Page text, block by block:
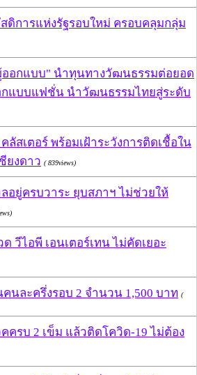
ดิการแห่งรัฐรอบใหม่ ครอบคลุมกลุ่ม
อกแบบ" นำทุนทางวัฒนธรรมต่อยอด
กแบบแฟชั่น นำวัฒนธรรมไทยสู่ระดับ
ลัสเตอร์ พร้อมเฝ้าระวังการติดเชื้อใน
ยงดาว ( 839views)
อยู่ครบวาระ ยุบสภาฯ ไม่ช่วยให้
วีไอพี เอนเตอร์เทน ไม่คัดเยอะ
นละครึ่งรอบ 2 จำนวน 1,500 บาท (
รบ 2 เข็ม แล้วติดโควิด-19 ไม่ต้อง